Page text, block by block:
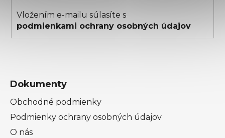
Vložením e-mailu súlasíte s
podmienkami ochrany osobných údajov
Dokumenty
Obchodné podmienky
Podmienky ochrany osobných údajov
O nás